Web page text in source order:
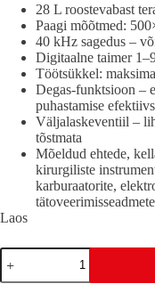
28 L roostevabast
Paagi mõõtmed:
40 kHz sagedus –
Digitaalne taimer
Töötsükkel:
Degas-funktsioon –
puhastamise
Väljalaskeventiil –
tõstmata
Mõeldud ehtede,
kirurgiliste
karburaatorite,
Laos
PRO-
300S
kogus